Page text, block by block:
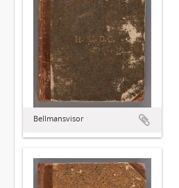
Bellmansvisor